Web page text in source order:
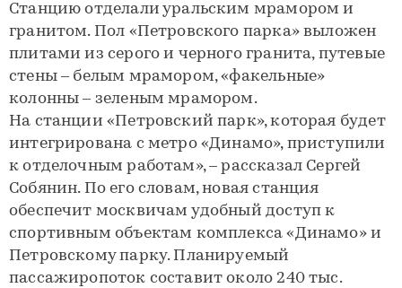
Станцию отделали уральским мрамором и
гранитом. Пол «Петровского парка» выложен
плитами из серого и черного гранита, путевые
стены – белым мрамором, «факельные»
колонны – зеленым мрамором.
На станции «Петровский парк», которая будет
интегрирована с метро «Динамо», приступили
к отделочным работам», – рассказал Сергей
Собянин. По его словам, новая станция
обеспечит москвичам удобный доступ к
спортивным объектам комплекса «Динамо» и
Петровскому парку. Планируемый
пассажиропоток составит около 240 тыс.